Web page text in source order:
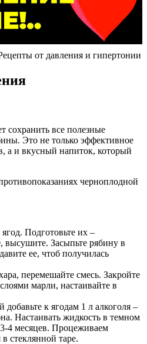
от давления и гипертонии
сохранить все полезные
Это не только эффективное
а и вкусный напиток, который
черноплодной
Подготовьте их –
высушите. Засыпьте рябину в
ее, чтоб получилась
перемешайте смесь. Закройте
марли, настаивайте в
к ягодам 1 л алкоголя –
Настаивать жидкость в темном
4 месяцев. Процеживаем
стеклянной таре.